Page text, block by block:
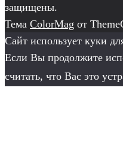
защищены.
Тема ColorMag от
Сайт использует куки
Если Вы продолжите
считать, что Вас это